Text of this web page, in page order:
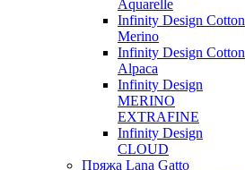
Aquarelle
Infinity Design Cotton
Merino
Infinity Design Cotton
Alpaca
Infinity Design
MERINO
EXTRAFINE
Infinity Design
CLOUD
Пряжа Lana Gatto